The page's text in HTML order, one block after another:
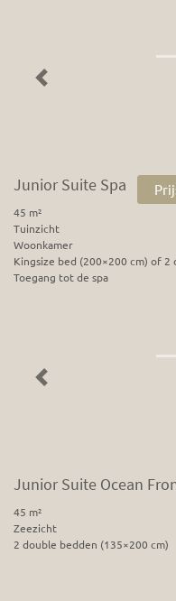
Previous
Junior Suite Spa
45 m²
Tuinzicht
Woonkamer
Kingsize bed (200×200 cm) of
Toegang tot de spa
Previous
Junior Suite Ocean
45 m²
Zeezicht
2 double bedden (135×200 cm)